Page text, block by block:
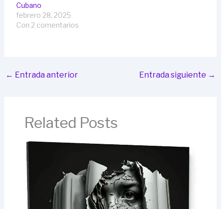
Cubano
febrero 28, 2025
Con 2 comentarios
← Entrada anterior Entrada siguiente →
Related Posts